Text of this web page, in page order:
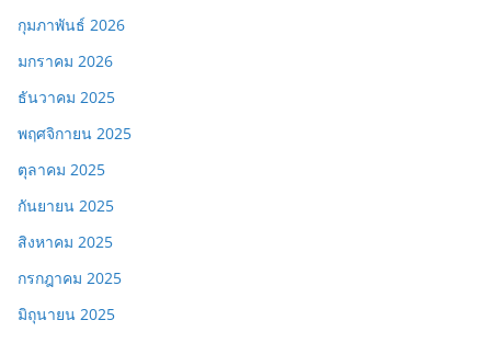
กุมภาพันธ์ 2026
มกราคม 2026
ธันวาคม 2025
พฤศจิกายน 2025
ตุลาคม 2025
กันยายน 2025
สิงหาคม 2025
กรกฎาคม 2025
มิถุนายน 2025